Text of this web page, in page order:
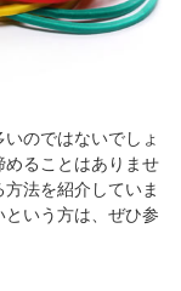
のではないでしょ
めることはありませ
法を紹介していま
いう方は、ぜひ参